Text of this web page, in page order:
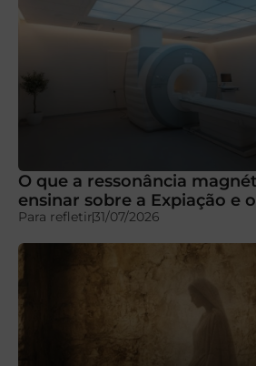
O que a ressonância
ensinar sobre a Expiação e
Para refletir31/07/2026